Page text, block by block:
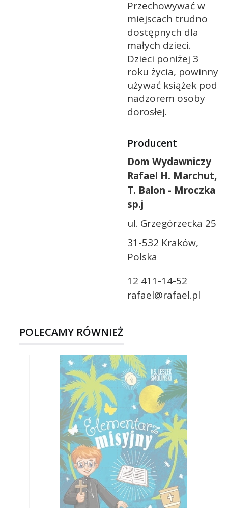
Przechowywać w
miejscach trudno
dostępnych dla
małych dzieci.
Dzieci poniżej 3
roku życia, powinny
używać książek pod
nadzorem osoby
dorosłej.
Producent
Dom Wydawniczy
Rafael H. Marchut,
T. Balon - Mroczka
sp.j
ul. Grzegórzecka 25
31-532 Kraków,
Polska
12 411-14-52
rafael@rafael.pl
POLECAMY RÓWNIEŻ